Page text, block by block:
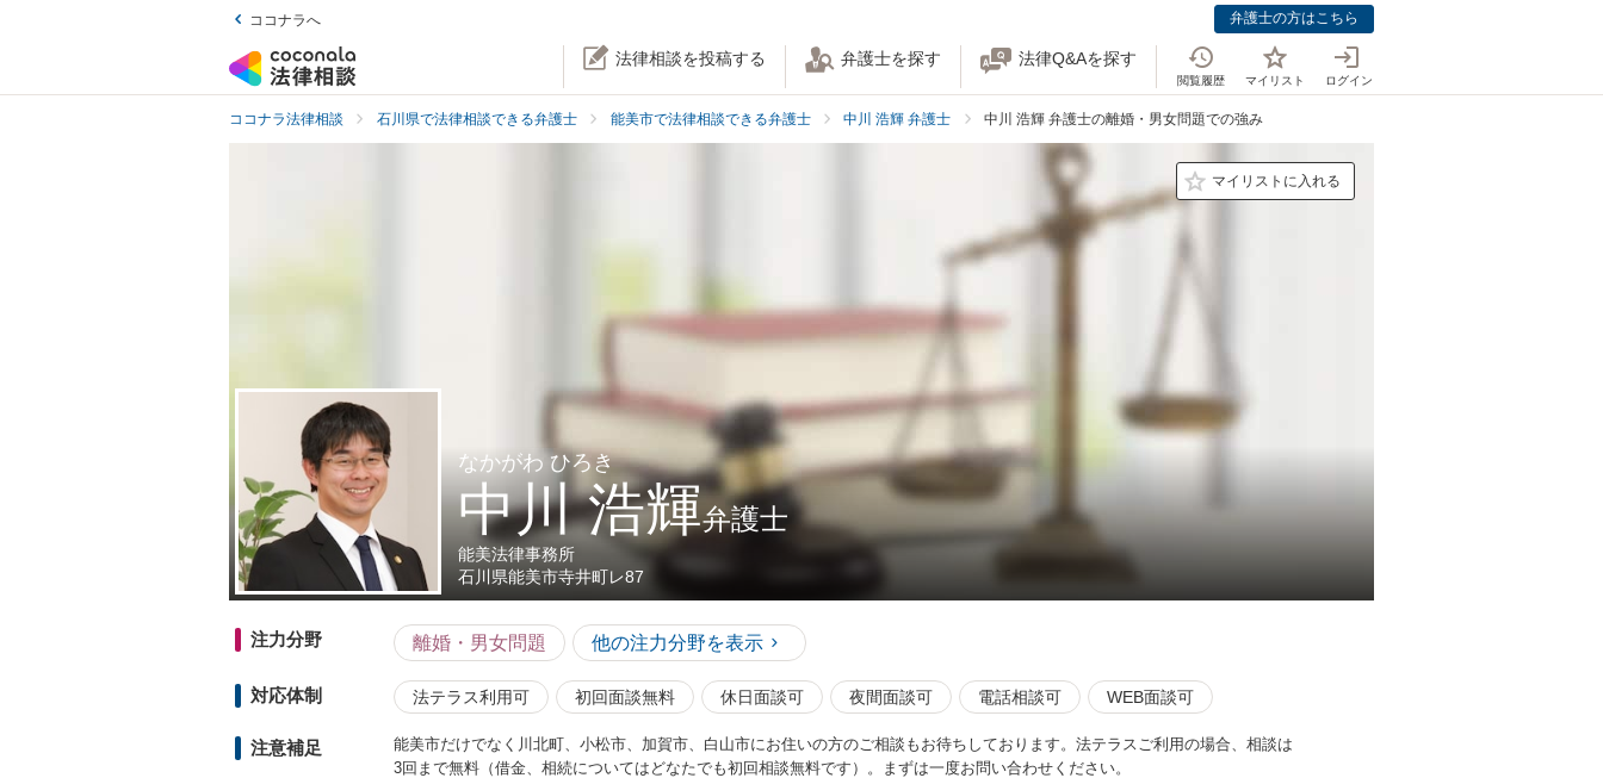
ココナラへ 弁護士の方はこちら
法律相談を投稿する 弁護士を探す 法律Q&Aを探す
閲覧履歴 マイリスト ログイン
ココナラ法律相談 石川県で法律相談できる弁護士 能美市で法律相談できる弁護士 中川 浩輝 弁護士 中川 浩輝 弁護士の離婚・男女問題での強み
マイリストに入れる
なかがわ ひろき
中川 浩輝弁護士
能美法律事務所
石川県能美市寺井町レ87
注力分野 離婚・男女問題 他の注力分野を表示
対応体制 法テラス利用可 初回面談無料 休日面談可 夜間面談可 電話相談可 WEB面談可
注意補足
能美市だけでなく川北町、小松市、加賀市、白山市にお住いの方のご相談もお待ちしております。法テラスご利用の場合、相談は
3回まで無料（借金、相続についてはどなたでも初回相談無料です）。まずは一度お問い合わせください。